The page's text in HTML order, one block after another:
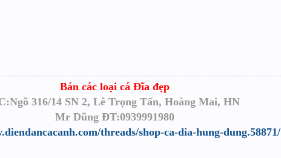
Bán các loại cá Đĩa đẹp
316/14 SN 2, Lê Trọng Tấn, Hoàng Mai, HN
Mr Dũng ĐT:0939991980
threads/shop-ca-dia-hung-dung.58871/